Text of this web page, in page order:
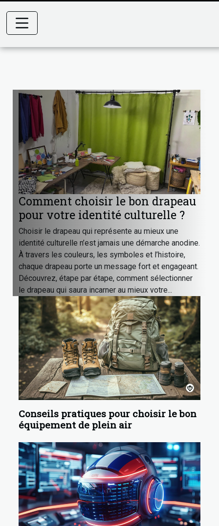
Comment choisir le bon drapeau
pour votre identité culturelle ?
Choisir le drapeau qui représente au mieux une
identité culturelle n’est jamais une démarche anodine.
À travers les couleurs, les symboles et l’histoire,
chaque drapeau porte un message fort et engageant.
Découvrez, étape par étape, comment sélectionner
le drapeau qui saura incarner au mieux votre...
Conseils pratiques pour choisir le bon
équipement de plein air